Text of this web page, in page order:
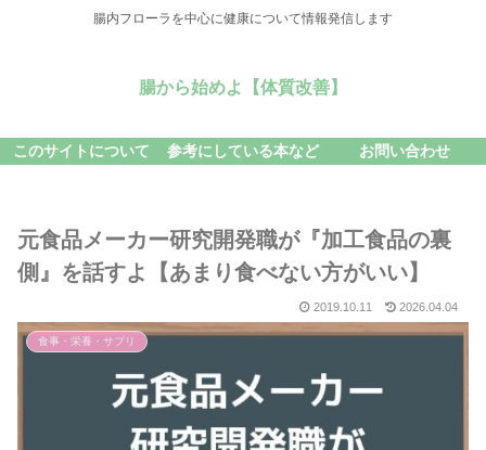
腸内フローラを中心に健康について情報発信します
腸から始めよ【体質改善】
このサイトについて 参考にしている本など お問い合わせ
元食品メーカー研究開発職が『加工食品の裏
側』を話すよ【あまり食べない方がいい】
2019.10.11 2026.04.04
食事・栄養・サプリ